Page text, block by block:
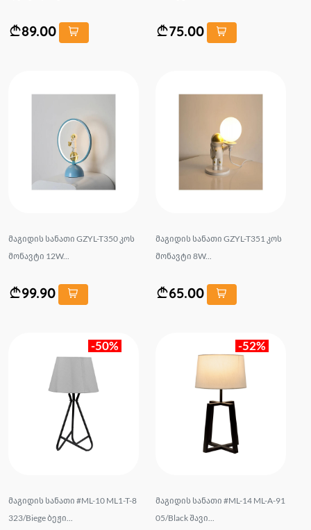
89.00 75.00
მაგიდის სანათი GZYL-T350 კოს
მონავტი 12W...
99.90
მაგიდის სანათი GZYL-T351 კოს
მონავტი 8W...
65.00
-50%
მაგიდის სანათი #ML-10 ML1-T-8
323/Biege ბეჟი...
-52%
მაგიდის სანათი #ML-14 ML-A-91
05/Black შავი...